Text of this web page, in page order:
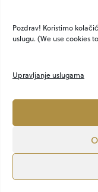
Pozdrav! Koristimo
uslugu. (We use cookies
Upravljanje uslugama